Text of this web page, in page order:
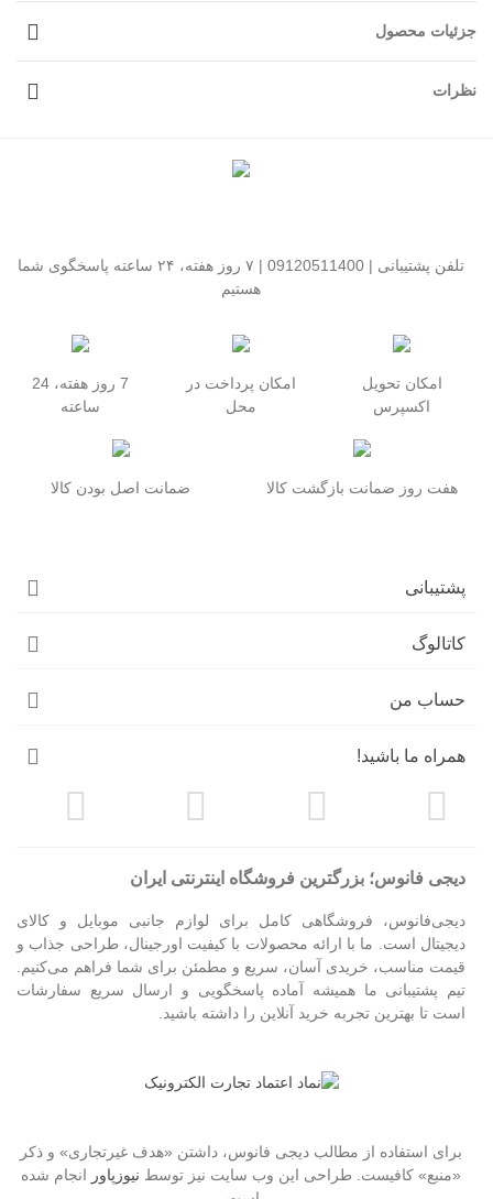
جزئیات محصول
نظرات
تلفن پشتیبانی | 09120511400 | ۷ روز هفته، ۲۴ ساعته پاسخگوی شما
هستیم
امکان تحویل
اکسپرس
امکان پرداخت در
محل
7 روز هفته، 24
ساعته
هفت روز ضمانت بازگشت کالا ضمانت اصل بودن کالا
پشتیبانی
کاتالوگ
حساب من
همراه ما باشید!
دیجی فانوس؛ بزرگترین فروشگاه اینترنتی ایران
دیجی‌فانوس، فروشگاهی کامل برای لوازم جانبی موبایل و کالای
دیجیتال است. ما با ارائه محصولات با کیفیت اورجینال، طراحی جذاب و
قیمت مناسب، خریدی آسان، سریع و مطمئن برای شما فراهم می‌کنیم.
تیم پشتیبانی ما همیشه آماده پاسخگویی و ارسال سریع سفارشات
است تا بهترین تجربه خرید آنلاین را داشته باشید.
برای استفاده از مطالب دیجی فانوس، داشتن «هدف غیرتجاری» و ذکر
«منبع» کافیست. طراحی این وب سایت نیز توسط نیوزپاور انجام شده